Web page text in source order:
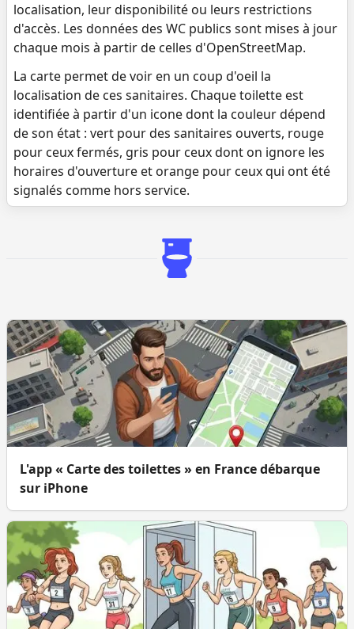
localisation, leur disponibilité ou leurs restrictions
d'accès. Les données des WC publics sont mises à jour
chaque mois à partir de celles d'OpenStreetMap.
La carte permet de voir en un coup d'oeil la
localisation de ces sanitaires. Chaque toilette est
identifiée à partir d'un icone dont la couleur dépend
de son état : vert pour des sanitaires ouverts, rouge
pour ceux fermés, gris pour ceux dont on ignore les
horaires d'ouverture et orange pour ceux qui ont été
signalés comme hors service.
L'app « Carte des toilettes » en France débarque
sur iPhone